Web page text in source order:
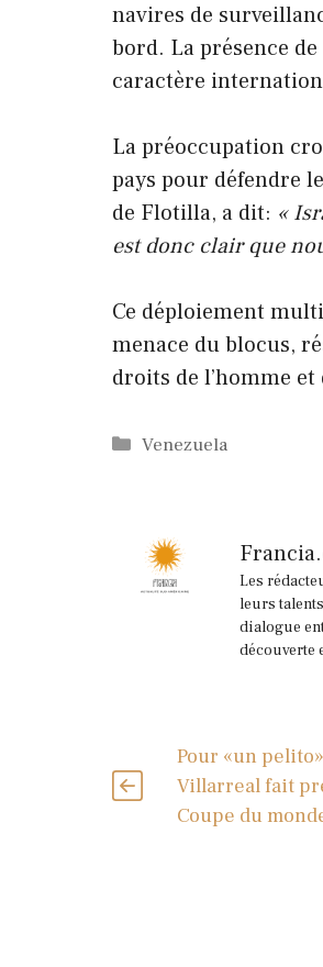
navires de
bord. La présence
caractère
La préoccupation
pays pour défendre
de Flotilla, a dit: «
est donc clair que
Ce déploiement
menace du blocus,
droits de l’homme
Catégories
Venezuela
Les
leurs
dialogue
découverte
Pour «un
Villarreal fait
Coupe du